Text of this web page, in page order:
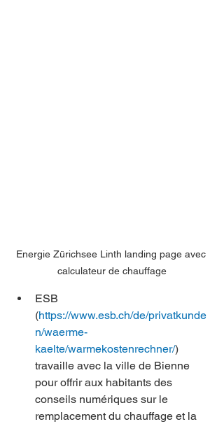
Energie Zürichsee Linth landing page avec
calculateur de chauffage
ESB
(https://www.esb.ch/de/privatkunde
n/waerme-
kaelte/warmekostenrechner/)
travaille avec la ville de Bienne
pour offrir aux habitants des
conseils numériques sur le
remplacement du chauffage et la